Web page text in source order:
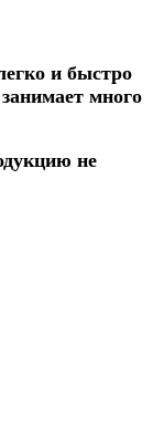
и быстро
много
не